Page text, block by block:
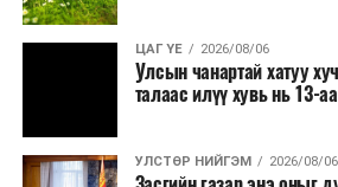
ЦАГ ҮЕ 2026/08/06
Улсын чанартай хатуу
талаас илүү хувь нь 13-
УЛСТӨР НИЙГЭМ 2026/08/06